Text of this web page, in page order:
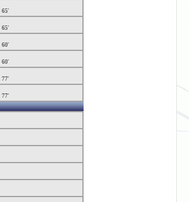
65'
65'
60'
60'
77'
77'